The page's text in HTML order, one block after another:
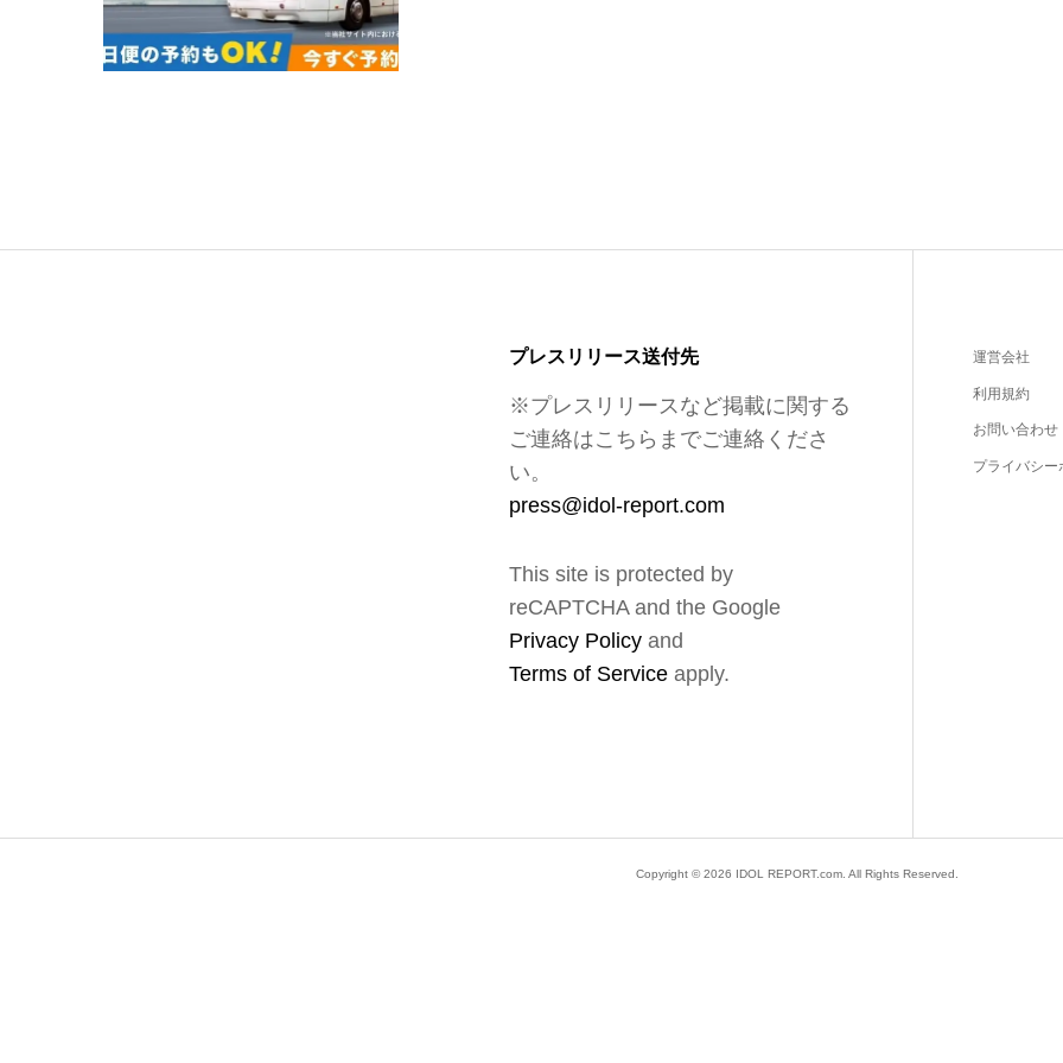
プレスリリース送付先
※プレスリリースなど掲載に関する
ご連絡はこちらまでご連絡くださ
い。
press@idol-report.com
This site is protected by
reCAPTCHA and the Google
Privacy Policyand
Terms of Serviceapply.
運営会社
利用規約
お問い合わせ
プライバシー
Copyright ©2026 IDOL REPORT.com. All Rights Reserved.